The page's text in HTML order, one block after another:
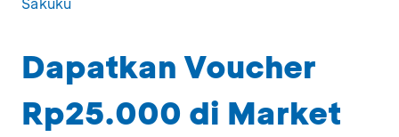
Dapatkan Voucher
Rp25.000 di Market